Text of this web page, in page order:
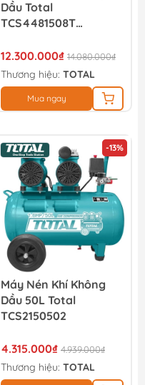
Dầu Total
TCS4481508T
12.300.000₫ 14.080.000₫
Thương hiệu: TOTAL
Mua ngay
-13%
Máy Nén Khí Không
Dầu 50L Total
TCS2150502
4.315.000₫ 4.939.000₫
Thương hiệu: TOTAL